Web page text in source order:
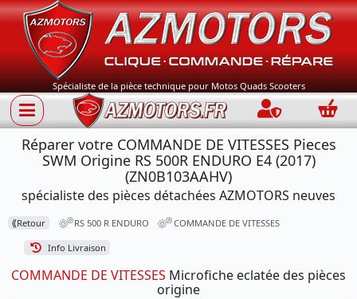
Spécialiste de la pièce technique pour Motos Quads Scooters
Connection
Réparer votre COMMANDE DE VITESSES Pieces
SWM Origine RS 500R ENDURO E4 (2017)
(ZN0B103AAHV)
spécialiste des pièces détachées AZMOTORS neuves
⟪Retour RS 500 R ENDURO COMMANDE DE VITESSES
Info Livraison
COMMANDE DE VITESSES Microfiche eclatée des pièces
origine